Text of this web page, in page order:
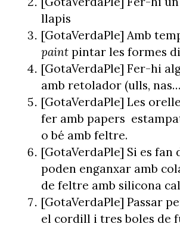
llapis
[GotaVerdaPle] Amb
paintpintar les formes
[GotaVerdaPle] Fer-hi
amb retolador (ulls,
[GotaVerdaPle] Les
fer amb papers
o bé amb feltre.
[GotaVerdaPle] Si es fan
poden enganxar amb
de feltre amb silicona
[GotaVerdaPle] Passar
el cordill i tres boles de